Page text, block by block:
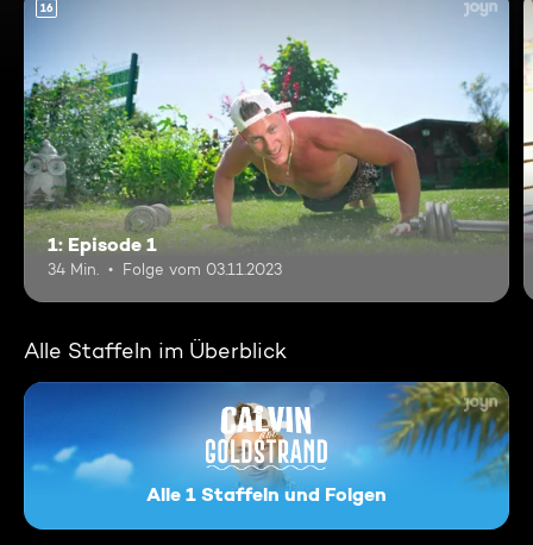
16
1: Episode 1
34 Min. Folge vom 03.11.2023
Alle Staffeln im Überblick
Alle 1 Staffeln und Folgen